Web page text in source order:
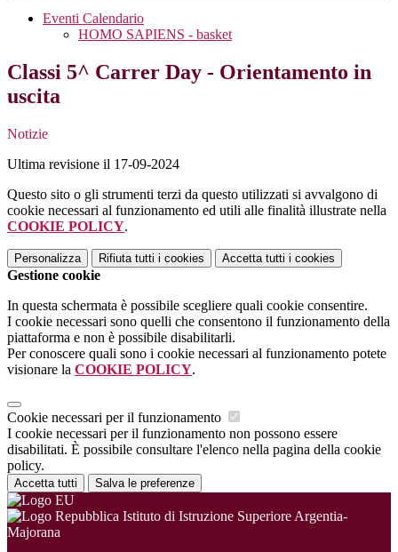
Eventi Calendario
HOMO SAPIENS - basket
Classi 5^ Carrer Day - Orientamento in
uscita
Notizie
Ultima revisione il 17-09-2024
Questo sito o gli strumenti terzi da questo utilizzati si avvalgono di
cookie necessari al funzionamento ed utili alle finalità illustrate nella
COOKIE POLICY.
Personalizza Rifiuta tutti i cookies Accetta tutti i cookies
Gestione cookie
In questa schermata è possibile scegliere quali cookie consentire.
I cookie necessari sono quelli che consentono il funzionamento della
piattaforma e non è possibile disabilitarli.
Per conoscere quali sono i cookie necessari al funzionamento potete
visionare la COOKIE POLICY.
Cookie necessari per il funzionamento
I cookie necessari per il funzionamento non possono essere
disabilitati. È possibile consultare l'elenco nella pagina della cookie
policy.
Accetta tutti Salva le preferenze
Istituto di Istruzione Superiore Argentia-
Majorana